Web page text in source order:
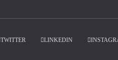
TWITTER LINKEDIN